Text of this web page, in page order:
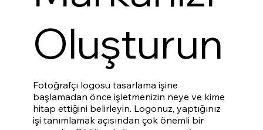
Oluşturun
Fotoğrafçı logosu tasarlama işine
başlamadan önce işletmenizin neye ve kime
hitap ettiğini belirleyin. Logonuz, yaptığınız
işi tanımlamak açısından çok önemli bir